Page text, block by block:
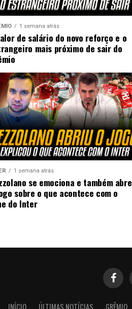
1 semana atrás
de salário do novo reforço e o
mais próximo de sair do
1 semana atrás
se emociona e também abre
sobre o que acontece com o
do Inter
INÍCIO ÚLTIMAS NOTÍCIAS GRÊMIO